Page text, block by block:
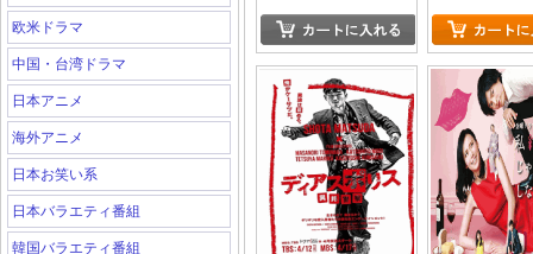
欧米ドラマ
中国・台湾ドラマ
日本アニメ
海外アニメ
日本お笑い系
日本バラエティ番組
韓国バラエティ番組